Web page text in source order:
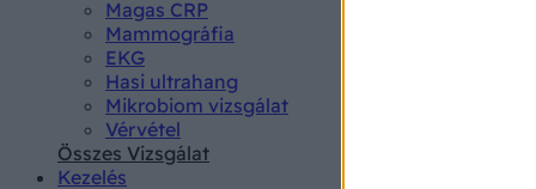
Magas CRP
Mammográfia
EKG
Hasi ultrahang
Mikrobiom vizsgálat
Vérvétel
Összes Vizsgálat
Kezelés